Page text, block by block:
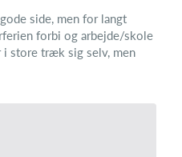
side, men for langt
forbi og arbejde/skole
store træk sig selv, men